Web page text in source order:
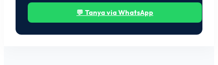
💬 Tanya via WhatsApp